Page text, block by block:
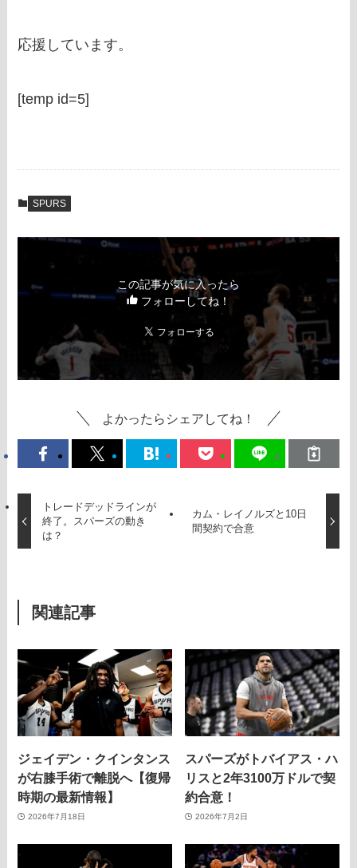
応援しています。
[temp id=5]
SPURS
この記事が気に入ったら
フォローしてね！
よかったらシェアしてね！
トレードデッドラインが
終了。スパーズの動き
は？
カム・レイノルズと10日
間契約で合意
関連記事
ジェイデン・クインタンス
が右膝手術で離脱へ【復帰
時期の最新情報】
2026年7月18日
スパーズがトバイアス・ハ
リスと2年3100万ドルで契
約合意！
2026年7月2日